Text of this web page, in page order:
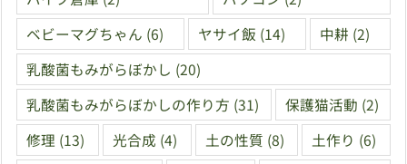
ベビーマグちゃん (6) ヤサイ飯 (14) 中耕 (2)
乳酸菌もみがらぼかし (20)
乳酸菌もみがらぼかしの作り方 (31) 保護猫活動 (2)
修理 (13) 光合成 (4) 土の性質 (8) 土作り (6)